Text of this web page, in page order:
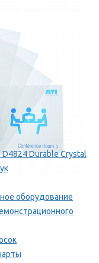
Durable Crystal
оборудование